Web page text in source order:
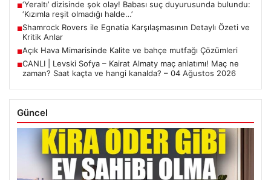
■‘Yeraltı’ dizisinde şok olay! Babası suç duyurusunda bulundu:
‘Kızımla reşit olmadığı halde…’
■Shamrock Rovers ile Egnatia Karşılaşmasının Detaylı Özeti ve
Kritik Anlar
■Açık Hava Mimarisinde Kalite ve bahçe mutfağı Çözümleri
■CANLI | Levski Sofya – Kairat Almaty maç anlatımı! Maç ne
zaman? Saat kaçta ve hangi kanalda? – 04 Ağustos 2026
Güncel